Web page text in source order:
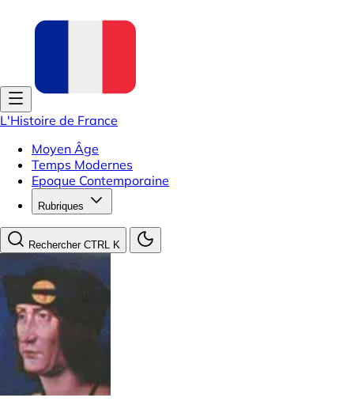
L'Histoire de France
Moyen Âge
Temps Modernes
Epoque Contemporaine
Rubriques
Rechercher CTRL K